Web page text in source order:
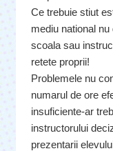
Ce trebuie stiut
mediu national
scoala sau
retete proprii!
Problemele nu
numarul de ore
insuficiente-ar
instructorului
prezentarii